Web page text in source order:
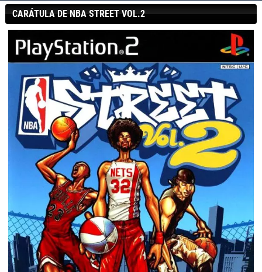
CARÁTULA DE NBA STREET VOL.2